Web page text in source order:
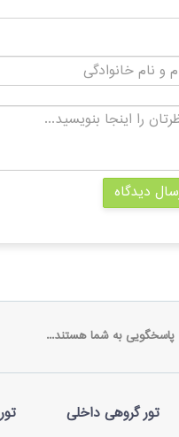
دیدگاه
پاسخگویی به شما هستند...
تور گروهی داخلی